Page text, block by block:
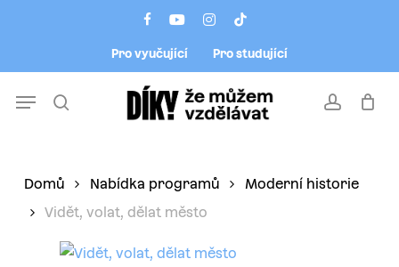
facebookyoutubeinstagram
tiktok
Pro vyučující Pro studující
account
Menu
Domů Nabídka programů
Moderní historie
Vidět, volat, dělat město